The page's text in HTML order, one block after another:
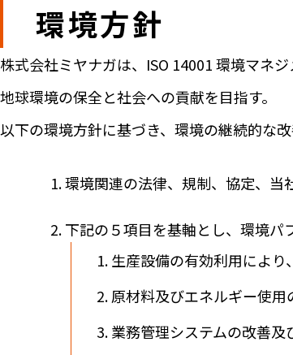
環境方針
株式会社ミヤナガは、ISO 14001 環境マネ
地球環境の保全と社会への貢献を目指す。
以下の環境方針に基づき、環境の継続的な改
環境関連の法律、規制、協定、当
下記の５項目を基軸とし、環境パ
生産設備の有効利用により
原材料及びエネルギー使用
業務管理システムの改善及